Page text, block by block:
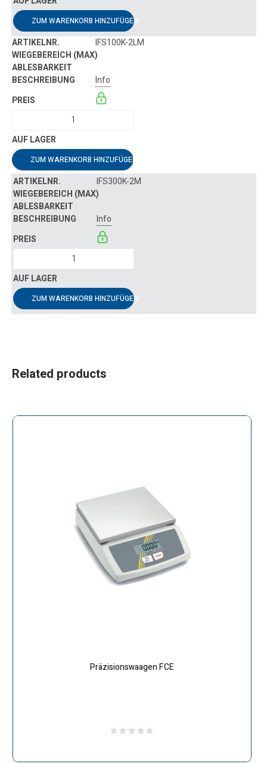
ZUM WARENKORB HINZUFÜGEN
IFS100K-2LM
Info
ZUM WARENKORB HINZUFÜGEN
IFS300K-2M
Info
ZUM WARENKORB HINZUFÜGEN
Related products
Präzisionswaagen FCE